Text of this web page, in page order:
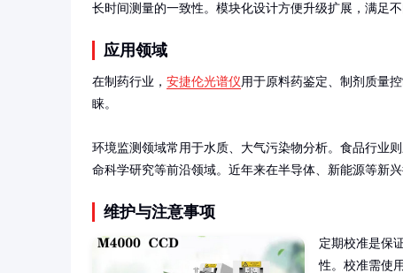
长时间测量的一致性。模块化设计方便升级扩展，满足不
应用领域
在制药行业， 安捷伦光谱仪 用于原料药鉴定、制剂质量
睐。
环境监测领域常用于水质、大气污染物分析。食品行业
命科学研究等前沿领域。近年来在半导体、新能源等新兴
维护与注意事项
定期校准是保
性。校准需使